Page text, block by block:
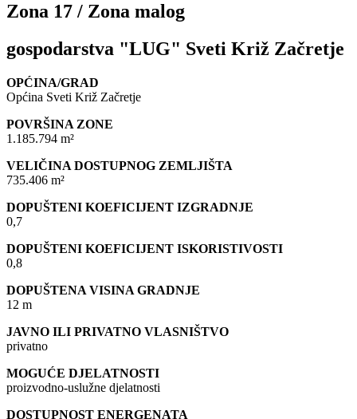
Zona 17 / Zona malog
gospodarstva "LUG" Sveti Križ Začretje
OPĆINA/GRAD
Općina Sveti Križ Začretje
POVRŠINA ZONE
1.185.794 m²
VELIČINA DOSTUPNOG ZEMLJIŠTA
735.406 m²
DOPUŠTENI KOEFICIJENT IZGRADNJE
0,7
DOPUŠTENI KOEFICIJENT ISKORISTIVOSTI
0,8
DOPUŠTENA VISINA GRADNJE
12 m
JAVNO ILI PRIVATNO VLASNIŠTVO
privatno
MOGUĆE DJELATNOSTI
proizvodno-uslužne djelatnosti
DOSTUPNOST ENERGENATA